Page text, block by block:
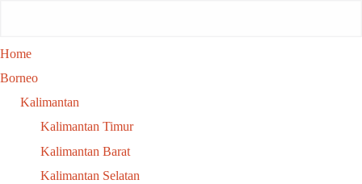
Home
Borneo
Kalimantan
Kalimantan Timur
Kalimantan Barat
Kalimantan Selatan